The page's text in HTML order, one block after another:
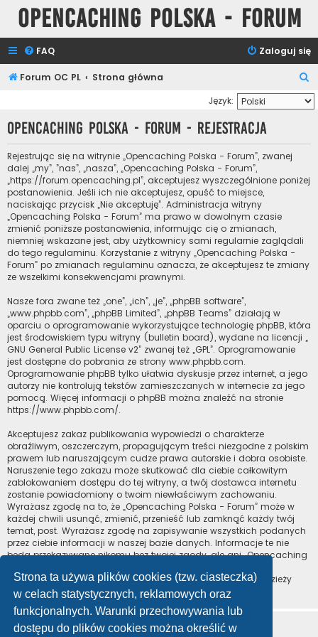
Strona ta używa plików cookies (tzw. ciasteczka)
w celach statystycznych, reklamowych oraz
funkcjonalnych. Warunki przechowywania lub
dostępu do plików cookies można określić w
Opencaching Polska - Forum
FAQ Zaloguj się
Forum OC PL Strona główna
z
u
Język:
Opencaching Polska - Forum - Rejestracja
Rejestrując się na witrynie „Opencaching Polska - Forum”, zwanej
dalej „my”, ”nas”, „nasza”, „Opencaching Polska - Forum”,
„https://forum.opencaching.pl”, akceptujesz wyszczególnione poniżej
postanowienia. Jeśli ich nie akceptujesz, opuść to miejsce,
naciskając przycisk „Nie akceptuję”. Administracja witryny
„Opencaching Polska - Forum” ma prawo w dowolnym czasie
zmienić poniższe postanowienia, informując cię o zmianach,
niemniej wskazane jest, aby użytkownicy sami regularnie zaglądali
do tego regulaminu. Korzystanie z witryny „Opencaching Polska -
Forum” po zmianach regulaminu oznacza, że akceptujesz te zmiany
ze wszelkimi konsekwencjami prawnymi.
Nasze fora zwane też „one”, „ich”, „je”, „phpBB software”,
„www.phpbb.com”, „phpBB Limited”, „phpBB Teams” działają w
oparciu o oprogramowanie wykorzystujące technologię phpBB, która
jest środowiskiem typu witryny (bulletin board), wydane na licencji „
GNU General Public License v2” zwanej też „GPL”. Oprogramowanie
jest dostępne do pobrania ze strony www.phpbb.com.
Oprogramowanie phpBB tylko ułatwia dyskusje przez internet, a jego
autorzy nie kontrolują tekstów zamieszczanych w internecie za jego
pomocą. Więcej informacji o phpBB można znaleźć na stronie
https://www.phpbb.com/.
Akceptujesz zakaz publikowania wypowiedzi o charakterze
obraźliwym, oszczerczym, propagującym treści niezgodne z polskim
prawem lub naruszającym cudze prawa autorskie i dobra osobiste.
Naruszenie tego zakazu może skutkować dla ciebie całkowitym
zablokowaniem dostępu do tej witryny, a twój dostawca internetu
zostanie powiadomiony o twoim niewłaściwym zachowaniu.
Wyrażasz zgodę na to, że „Opencaching Polska - Forum” może w
każdej chwili usunąć, zmienić, przenieść lub zamknąć każdy twój
temat, post. Wyrażasz zgodę na zapisywanie wszystkich podanych
przez ciebie informacji w naszej bazie danych. Informacje te nie
będą przekazywane nikomu bez twojej zgody, ale ani „Opencaching
włamania do witryny, podczas których może dojść do kradzieży
danych.